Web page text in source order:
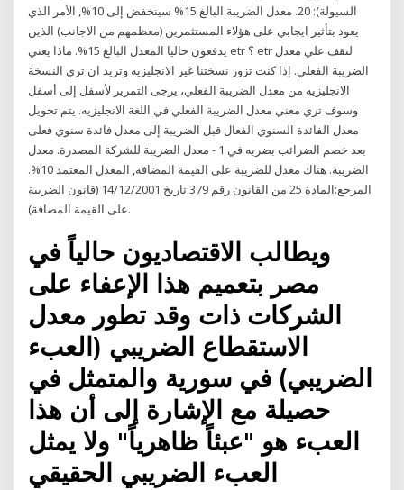
السيولة): 20. معدل الضريبة البالغ 15% سينخفض إلى 10%, الأمر الذي
يعود بتأثير ايجابي على هؤلاء المستثمرين (معظمهم من الاجانب) الذين
يدفعون حاليا المعدل البالغ 15%. ماذا يعني etr ؟ etr لتقف علي معدل
الضريبة الفعلي. إذا كنت تزور نسختنا غير الانجليزيه وتريد ان تري النسخة
الانجليزيه من معدل الضريبة الفعلي، يرجى التمرير لأسفل إلى أسفل
وسوف تري معني معدل الضريبة الفعلي في اللغة الانجليزيه. يتم تحويل
معدل الفائدة السنوي الفعال قبل الضريبة إلى معدل فائدة سنوي فعلى
بعد خصم الضرائب بضربه في 1 - معدل الضريبة للشركة المصدرة. معدل
الضريبة. هناك معدل للضريبة على القيمة المضافة, المعدل المعتمد 10%.
المرجع:المادة 25 من القانون رقم 379 تاريخ 14/12/2001 (قانون الضريبة
على القيمة المضافة).
ويطالب الاقتصاديون حالياً في
مصر بتعميم هذا الإعفاء على
الشركات ذات وقد تطور معدل
الاستقطاع الضريبي (العبء
الضريبي) في سورية والمتمثل في
حصيلة مع الإشارة إلى أن هذا
العبء هو "عبئاً ظاهرياً" ولا يمثل
العبء الضريبي الحقيقي